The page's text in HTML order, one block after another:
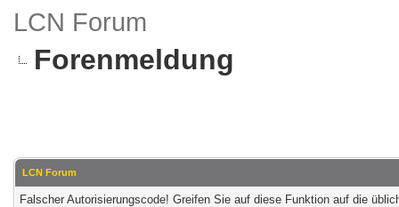
LCN Forum
Forenmeldung
LCN Forum
Falscher Autorisierungscode! Greifen Sie auf diese Funktion auf die